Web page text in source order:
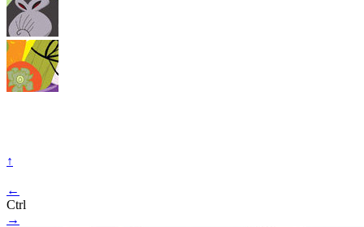
↑
←
Ctrl
→